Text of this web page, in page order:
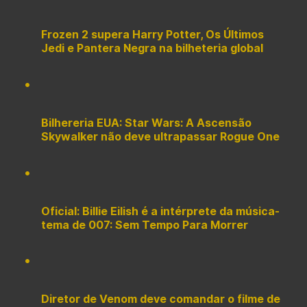
Frozen 2 supera Harry Potter, Os Últimos
Jedi e Pantera Negra na bilheteria global
Bilhereria EUA: Star Wars: A Ascensão
Skywalker não deve ultrapassar Rogue One
Oficial: Billie Eilish é a intérprete da música-
tema de 007: Sem Tempo Para Morrer
Diretor de Venom deve comandar o filme de